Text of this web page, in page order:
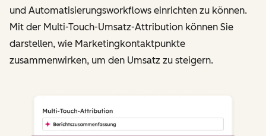
und Automatisierungsworkflows einrichten zu können.
Mit der Multi-Touch-Umsatz-Attribution können Sie
darstellen, wie Marketingkontaktpunkte
zusammenwirken, um den Umsatz zu steigern.